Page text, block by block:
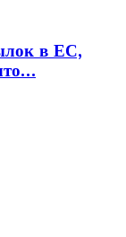
в ЕС,